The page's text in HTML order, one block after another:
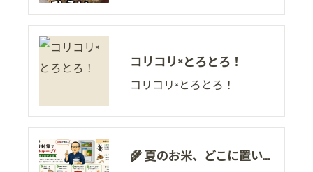
コリコリ×とろとろ！
コリコリ×とろとろ！
🌾 夏のお米、どこに置いていますか？